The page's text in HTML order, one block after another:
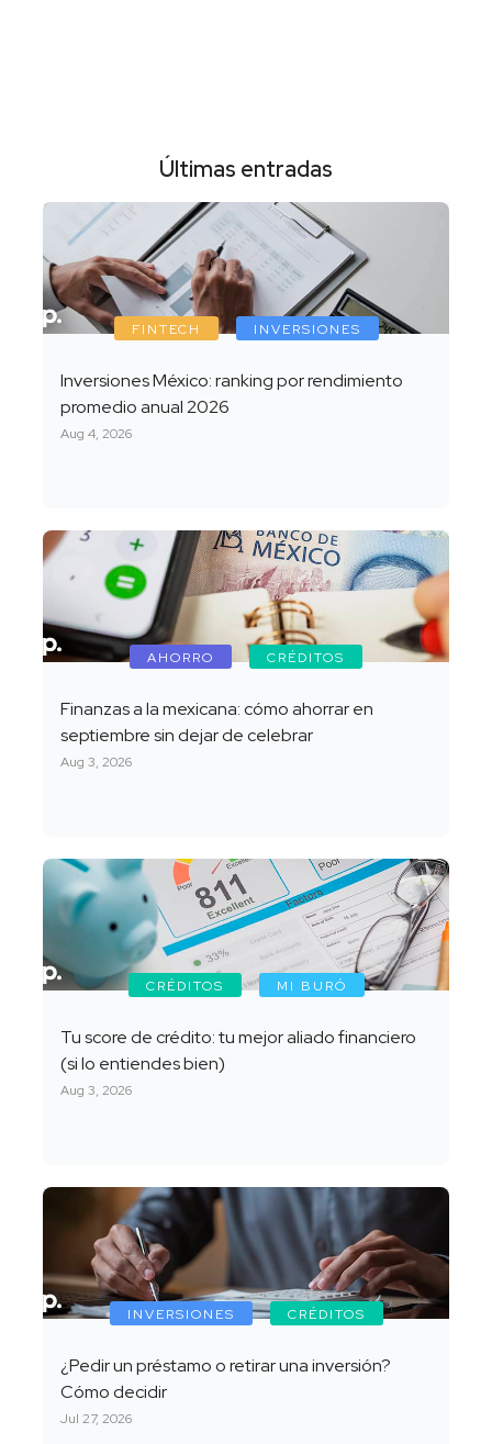
Últimas entradas
FINTECH INVERSIONES
Inversiones México: ranking por rendimiento
promedio anual 2026
Aug 4, 2026
AHORRO CRÉDITOS
Finanzas a la mexicana: cómo ahorrar en
septiembre sin dejar de celebrar
Aug 3, 2026
CRÉDITOS MI BURÓ
Tu score de crédito: tu mejor aliado financiero
(si lo entiendes bien)
Aug 3, 2026
INVERSIONES CRÉDITOS
¿Pedir un préstamo o retirar una inversión?
Cómo decidir
Jul 27, 2026